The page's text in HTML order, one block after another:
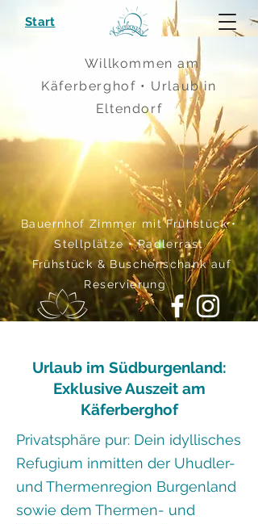
Start
Willkommen am
Käferberghof • Urlaub in
Eltendorf
Bauernhof Zimmer mit Frühstück •
Stellplätze • Radlerrast
Frühstück & Buschenschank auf
Reservierung
Urlaub im Südburgenland:
Exklusive Auszeit am
Käferberghof
Privatsphäre pur: Dein idyllisches
Refugium inmitten der Uhudler-
und Thermenregion Burgenland
sowie dem Thermen- und